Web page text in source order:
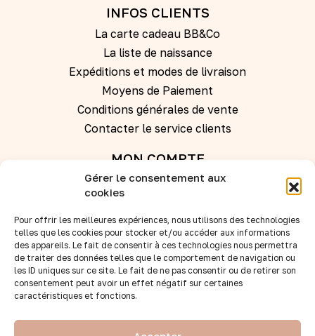
Gérer le consentement aux
cookies
Pour offrir les meilleures expériences, nous utilisons des technologies
telles que les cookies pour stocker et/ou accéder aux informations
des appareils. Le fait de consentir à ces technologies nous permettra
de traiter des données telles que le comportement de navigation ou
les ID uniques sur ce site. Le fait de ne pas consentir ou de retirer son
consentement peut avoir un effet négatif sur certaines
caractéristiques et fonctions.
INFOS CLIENTS
La carte cadeau BB&Co
La liste de naissance
Expéditions et modes de livraison
Moyens de Paiement
Conditions générales de vente
Contacter le service clients
MON COMPTE
Se connecter
Créer un compte
REVENDEURS
Nos points de vente
Devenir revendeur
Accès B to B